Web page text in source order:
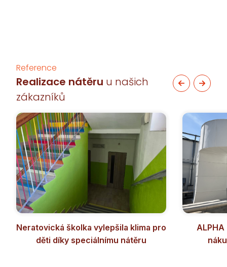
Reference
Realizace nátěru u našich
zákazníků
Neratovická školka vylepšila klima pro
děti díky speciálnímu nátěru
ALPHA